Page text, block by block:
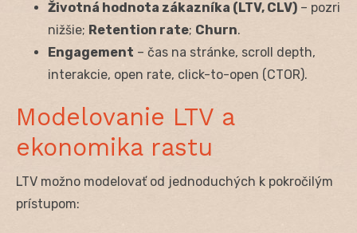
Životná hodnota zákazníka (LTV, CLV) – pozri
nižšie; Retention rate; Churn.
Engagement – čas na stránke, scroll depth,
interakcie, open rate, click-to-open (CTOR).
Modelovanie LTV a
ekonomika rastu
LTV možno modelovať od jednoduchých k pokročilým
prístupom: